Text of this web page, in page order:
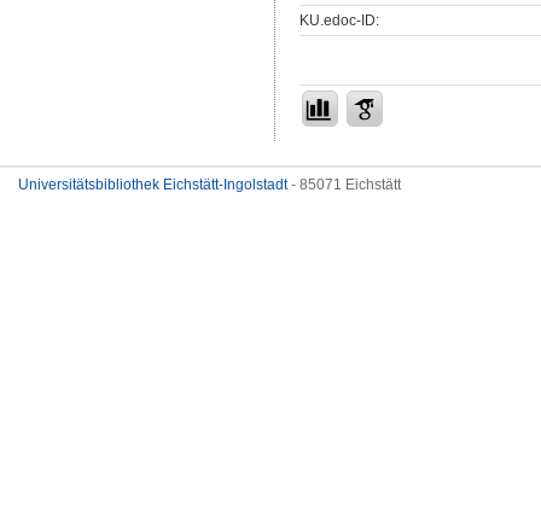
KU.edoc-ID:
Universitätsbibliothek Eichstätt-Ingolstadt- 85071 Eichstätt